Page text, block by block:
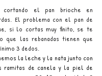
cortando el pan brioche en
El problema con el pan de
si lo cortas muy finito, se te
que las rebanadas tienen que
3 dedos.
la leche y la nata junto con
ramitas de canela y la piel de